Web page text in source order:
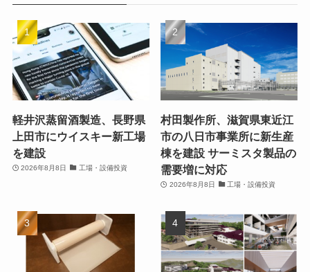
軽井沢蒸留酒製造、長野県
上田市にウイスキー新工場
を建設
2026年8月8日 工場・設備投資
村田製作所、滋賀県東近江
市の八日市事業所に新生産
棟を建設 サーミスタ製品の
需要増に対応
2026年8月8日 工場・設備投資